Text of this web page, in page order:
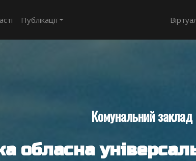
Публікації
Комунальний заклад
обласна